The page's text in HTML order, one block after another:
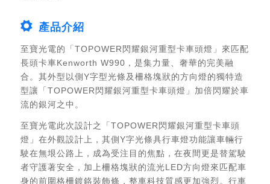
產品介紹
至寶光電的「TOPOWER閃耀銀河重型卡車頭燈」來匹配
長頭卡車Kenworth W990，是集力量、奢華的完美融
合。其外型以側Y字型光條及柵格塊狀的方向燈的獨特造
型讓「TOPOWER閃耀銀河重型卡車頭燈」加倍閃耀於車
流的銀河之中。
至寶光電此次設計之「TOPOWER閃耀銀河重型卡車頭
燈」在外觀設計上，其側Y字光條具行車燈功能讓車輛行
駛在無垠公路上，成為受注目的焦點，在夜間更是替駕駛
者守護著安全，加上柵格塊狀的流光LED方向燈來匹配車
身的前圍格柵鍍鉻裝飾條，整車科技質感更加強烈。行車